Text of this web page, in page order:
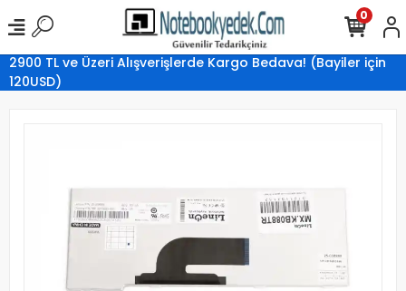
2900 TL ve Üzeri Alışverişlerde Kargo Bedava! (Bayiler için
120USD)
0